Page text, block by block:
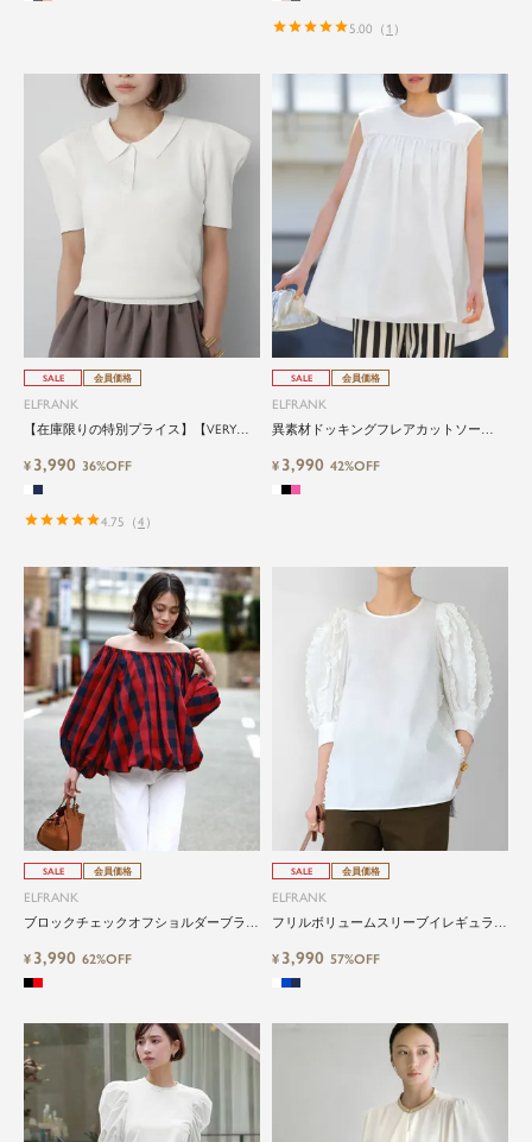
5.00 （ 1 ）
SALE 会員価格
ELFRANK
【在庫限りの特別プライス】【VERY掲
¥ 3,990 36%OFF
4.75 （4 ）
SALE 会員価格
ELFRANK
異素材ドッキングフレアカットソー
¥ 3,990 42%OFF
SALE 会員価格
ELFRANK
ブロックチェックオフショルダーブラウ
¥ 3,990 62%OFF
SALE 会員価格
ELFRANK
フリルボリュームスリーブイレギュラー
¥ 3,990 57%OFF